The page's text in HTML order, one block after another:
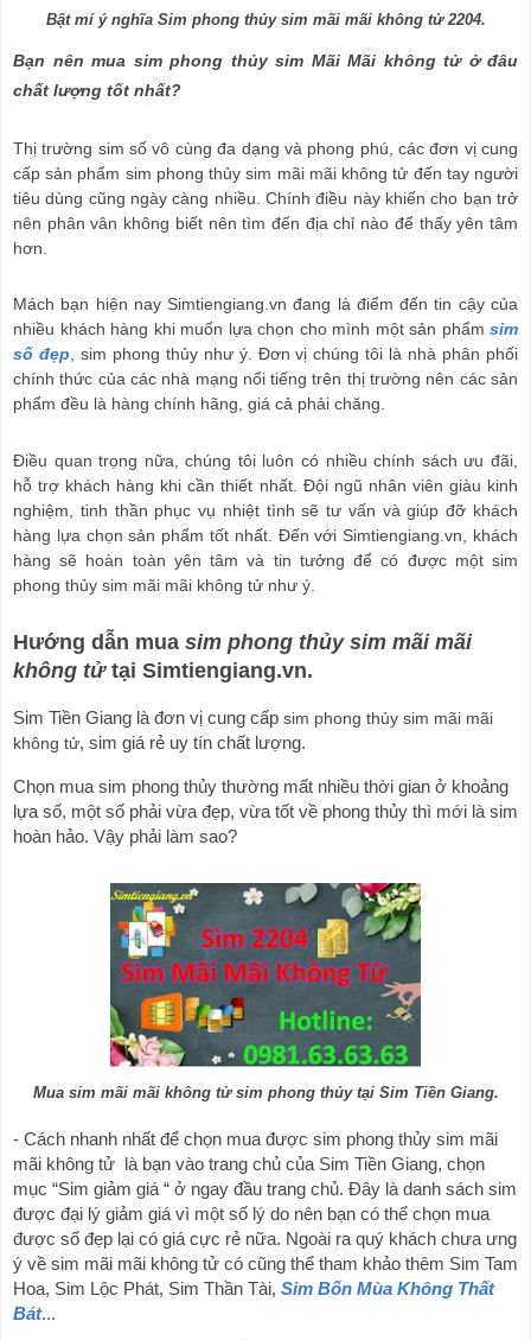
Bật mí ý nghĩa Sim phong thủy sim mãi mãi không tử 2204.
Bạn nên mua sim phong thủy sim Mãi Mãi không tử ở đâu
chất lượng tốt nhất?
Thị trường sim số vô cùng đa dạng và phong phú, các đơn vị cung
cấp sản phẩm sim phong thủy sim mãi mãi không tử đến tay người
tiêu dùng cũng ngày càng nhiều. Chính điều này khiến cho bạn trở
nên phân vân không biết nên tìm đến địa chỉ nào để thấy yên tâm
hơn.
Mách bạn hiện nay Simtiengiang.vn đang là điểm đến tin cậy của
nhiều khách hàng khi muốn lựa chọn cho mình một sản phẩm sim
số đẹp, sim phong thủy như ý. Đơn vị chúng tôi là nhà phân phối
chính thức của các nhà mạng nổi tiếng trên thị trường nên các sản
phẩm đều là hàng chính hãng, giá cả phải chăng.
Điều quan trọng nữa, chúng tôi luôn có nhiều chính sách ưu đãi,
hỗ trợ khách hàng khi cần thiết nhất. Đội ngũ nhân viên giàu kinh
nghiệm, tinh thần phục vụ nhiệt tình sẽ tư vấn và giúp đỡ khách
hàng lựa chọn sản phẩm tốt nhất. Đến với Simtiengiang.vn, khách
hàng sẽ hoàn toàn yên tâm và tin tưởng để có được một sim
phong thủy sim mãi mãi không tử như ý.
Hướng dẫn mua sim phong thủy sim mãi mãi
không tử tại Simtiengiang.vn.
Sim Tiền Giang là đơn vị cung cấp sim phong thủy sim mãi mãi
không tử, sim giá rẻ uy tín chất lượng.
Chọn mua sim phong thủy thường mất nhiều thời gian ở khoảng
lựa số, một số phải vừa đẹp, vừa tốt về phong thủy thì mới là sim
hoàn hảo. Vậy phải làm sao?
Mua sim mãi mãi không tử sim phong thủy tại Sim Tiền Giang.
- Cách nhanh nhất để chọn mua được sim phong thủy sim mãi
mãi không tử  là bạn vào trang chủ của Sim Tiền Giang, chọn
mục “Sim giảm giá “ ở ngay đầu trang chủ. Đây là danh sách sim
được đại lý giảm giá vì một số lý do nên bạn có thể chọn mua
được số đẹp lại có giá cực rẻ nữa. Ngoài ra quý khách chưa ưng
ý về sim mãi mãi không tử có cũng thể tham khảo thêm Sim Tam
Hoa, Sim Lộc Phát, Sim Thần Tài, Sim Bốn Mùa Không Thất
Bát...